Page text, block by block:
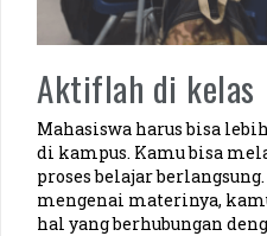
Aktiflah di kelas
Mahasiswa harus bisa
di kampus. Kamu bisa
proses belajar
mengenai materinya,
hal yang berhubungan